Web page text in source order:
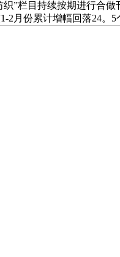
”栏目持续按期进行合
2月份累计增幅回落24。